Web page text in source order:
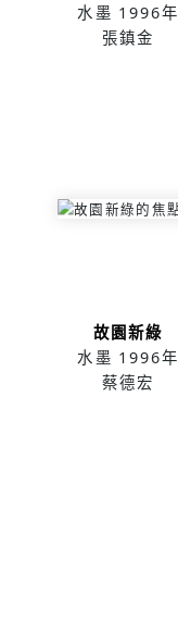
水墨 1996年
張鎮金
故園新綠
水墨 1996年
蔡德宏